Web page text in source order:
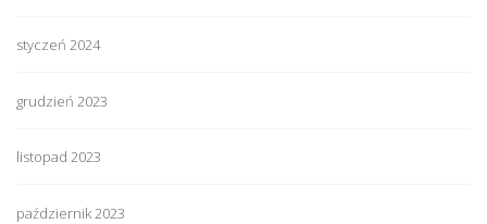
styczeń 2024
grudzień 2023
listopad 2023
październik 2023